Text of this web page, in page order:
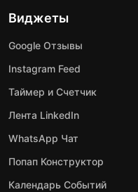
Виджеты
Google Отзывы
Instagram Feed
Таймер и Счетчик
Лента LinkedIn
WhatsApp Чат
Попап Конструктор
Календарь Событий